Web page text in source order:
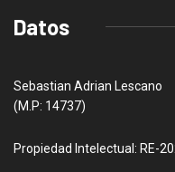
Datos
Sebastian Adrian Lescano
(M.P: 14737)
Propiedad Intelectual: RE-